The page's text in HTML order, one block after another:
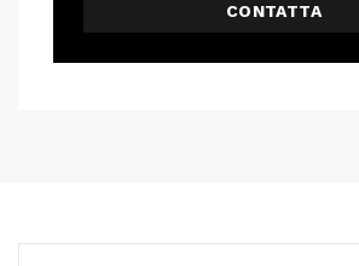
CONTATTA